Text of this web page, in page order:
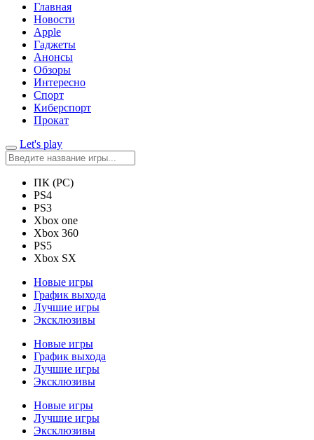
Главная
Новости
Apple
Гаджеты
Анонсы
Обзоры
Интересно
Спорт
Киберспорт
Прокат
Let's play
ПК (PC)
PS4
PS3
Xbox one
Xbox 360
PS5
Xbox SX
Новые игры
График выхода
Лучшие игры
Эксклюзивы
Новые игры
График выхода
Лучшие игры
Эксклюзивы
Новые игры
Лучшие игры
Эксклюзивы